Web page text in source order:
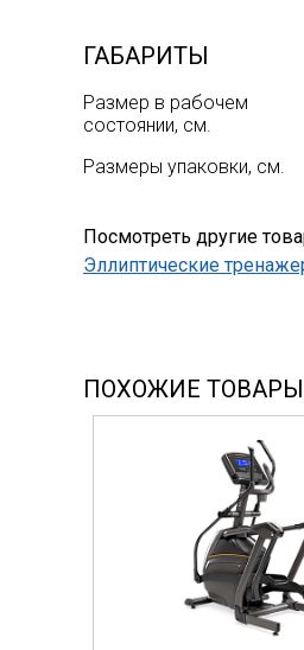
ГАБАРИТЫ
Размер в рабочем
состоянии, см.
Размеры упаковки, см.
Посмотреть другие
Эллиптические
ПОХОЖИЕ ТОВАРЫ